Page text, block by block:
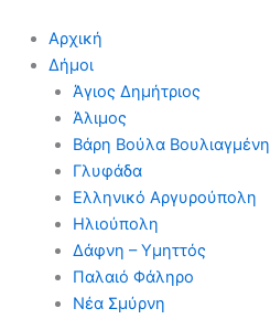
Αρχική
Δήμοι
Άγιος Δημήτριος
Άλιμος
Βάρη Βούλα Βουλιαγμένη
Γλυφάδα
Ελληνικό Αργυρούπολη
Ηλιούπολη
Δάφνη – Υμηττός
Παλαιό Φάληρο
Νέα Σμύρνη